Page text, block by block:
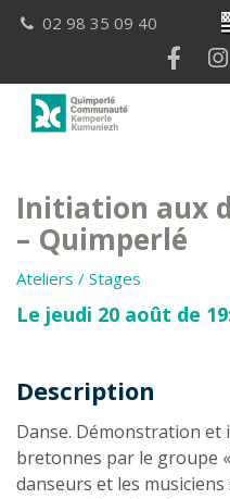
02 98 35 09 40
Initiation aux
– Quimperlé
Ateliers / Stages
Le jeudi 20 août de
Description
Description
Danse. Démonstration et
bretonnes par le groupe
danseurs et les